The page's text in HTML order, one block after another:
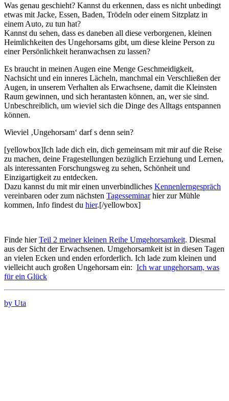
Was genau geschieht? Kannst du erkennen, dass es nicht unbedingt
etwas mit Jacke, Essen, Baden, Trödeln oder einem Sitzplatz in
einem Auto, zu tun hat?
Kannst du sehen, dass es daneben all diese verborgenen, kleinen
Heimlichkeiten des Ungehorsams gibt, um diese kleine Person zu
einer Persönlichkeit heranwachsen zu lassen?
Es braucht in meinen Augen eine Menge Geschmeidigkeit,
Nachsicht und ein inneres Lächeln, manchmal ein Verschließen der
Augen, in unserem Verhalten als Erwachsene, damit die Kleinsten
Raum gewinnen, und sich herantasten können, an, wer sie sind.
Unbeschreiblich, um wieviel sich die Dinge des Alltags entspannen
können.
Wieviel ‚Ungehorsam‘ darf s denn sein?
[yellowbox]Ich lade dich ein, dich gemeinsam mit mir auf die Reise
zu machen, deine Fragestellungen bezüglich Erziehung und Lernen,
als interessanten Forschungsweg zu sehen, Schönheit und
Einzigartigkeit zu entdecken.
Dazu kannst du mit mir einen unverbindliches Kennenlerngespräch
vereinbaren oder zum nächsten Tagesseminarhier zur Mühle
kommen, Info findest du hier.[/yellowbox]
Finde hierTeil 2 meiner kleinen Reihe Umgehorsamkeit. Diesmal
aus der Sicht der Erwachsenen. Umgehorsamkeit ist in diesen Tagen
an vielen Ecken und enden erforderlich. Ich lade zum kleinen und
vielleicht auch großen Ungehorsam ein: Ich war ungehorsam, was
für ein Glück
by Uta